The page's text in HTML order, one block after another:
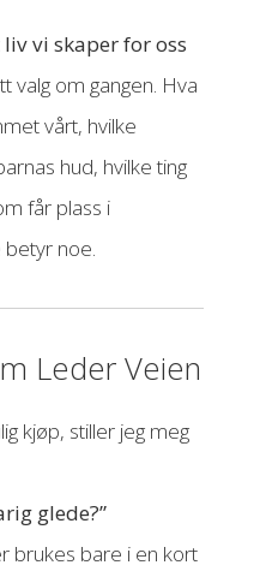
vi skaper for oss
valg om gangen. Hva
vårt, hvilke
hud, hvilke ting
får plass i
betyr noe.
Leder Veien
kjøp, stiller jeg meg
glede?”
brukes bare i en kort